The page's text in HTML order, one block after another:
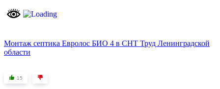
Монтаж септика Евролос БИО 4 в СНТ Труд Ленинградской
области
15